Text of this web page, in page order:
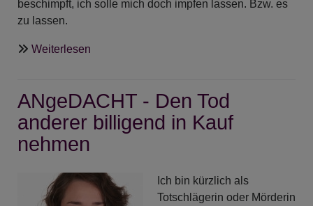
beschimpft, ich solle mich doch impfen lassen. Bzw. es
zu lassen.
Weiterlesen
Ob
wir
leben
Gottes
Geist
ANgeDACHT - Den Tod
anderer billigend in Kauf
nehmen
Ich bin kürzlich als
Totschlägerin oder Mörderin